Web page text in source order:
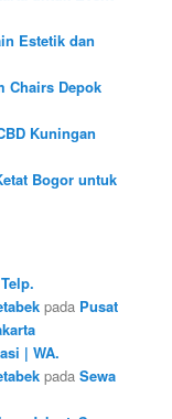
Estetik dan
Chairs Depok
Kuningan
Bogor untuk
pada Pusat
| WA.
padaSewa